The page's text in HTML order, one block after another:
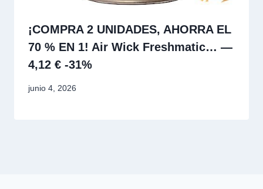
¡COMPRA 2 UNIDADES, AHORRA EL
70 % EN 1! Air Wick Freshmatic… —
4,12 € -31%
junio 4, 2026